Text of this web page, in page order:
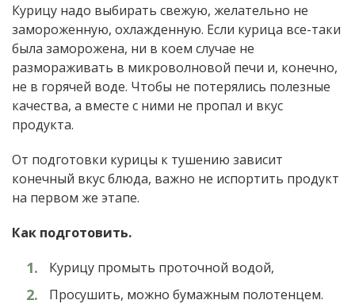
Курицу надо выбирать свежую, желательно не
замороженную, охлажденную. Если курица все-таки
была заморожена, ни в коем случае не
размораживать в микроволновой печи и, конечно,
не в горячей воде. Чтобы не потерялись полезные
качества, а вместе с ними не пропал и вкус
продукта.
От подготовки курицы к тушению зависит
конечный вкус блюда, важно не испортить продукт
на первом же этапе.
Как подготовить.
Курицу промыть проточной водой,
Просушить, можно бумажным полотенцем.